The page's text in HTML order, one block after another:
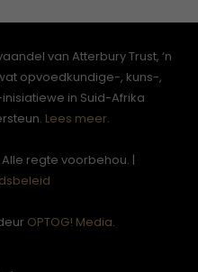
van Atterbury Trust, ‘n
opvoedkundige-, kuns-,
in Suid-Afrika
Lees meer.
regte voorbehou. |
OPTOG! Media.